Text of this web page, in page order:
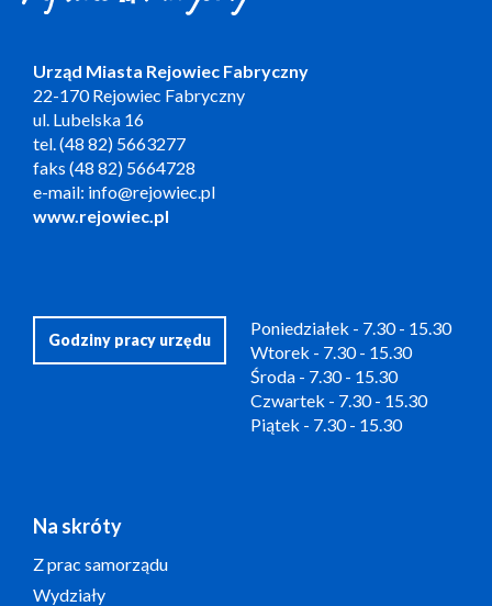
Urząd Miasta Rejowiec Fabryczny
22-170 Rejowiec Fabryczny
ul. Lubelska 16
tel. (48 82) 5663277
faks (48 82) 5664728
e-mail: info@rejowiec.pl
www.rejowiec.pl
Godziny pracy urzędu
Poniedziałek - 7.30 - 15.30
Wtorek - 7.30 - 15.30
Środa - 7.30 - 15.30
Czwartek - 7.30 - 15.30
Piątek - 7.30 - 15.30
Na skróty
Z prac samorządu
Wydziały